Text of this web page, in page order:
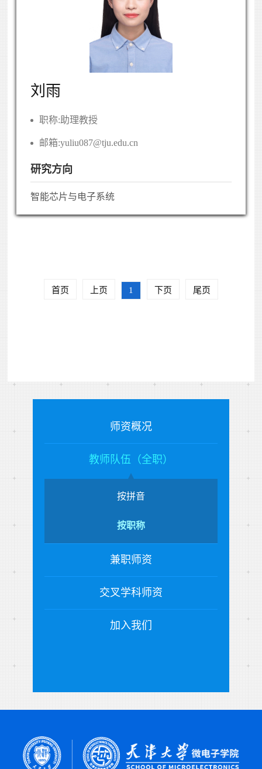
刘雨
职称:助理教授
邮箱:yuliu087@tju.edu.cn
研究方向
智能芯片与电子系统
首页 上页 1 下页 尾页
师资概况
教师队伍（全职）
按拼音
按职称
兼职师资
交叉学科师资
加入我们